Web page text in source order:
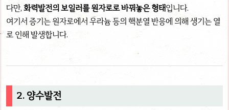
다만, 화력발전의 보일러를 원자로로 바꿔놓은 형태입니다.
여기서 증기는 원자로에서 우라늄 등의 핵분열 반응에 의해 생기는 열
로 인해 발생합니다.
2. 양수발전